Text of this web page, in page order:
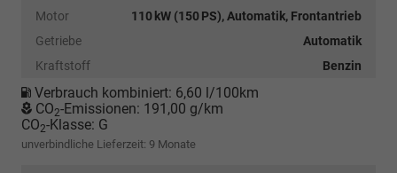
Motor
110 kW (150 PS), Automatik, Frontantrieb
Getriebe
Automatik
Kraftstoff
Benzin
Verbrauch kombiniert: 6,60 l/100km
CO2-Emissionen: 191,00 g/km
CO2-Klasse: G
unverbindliche Lieferzeit: 9 Monate